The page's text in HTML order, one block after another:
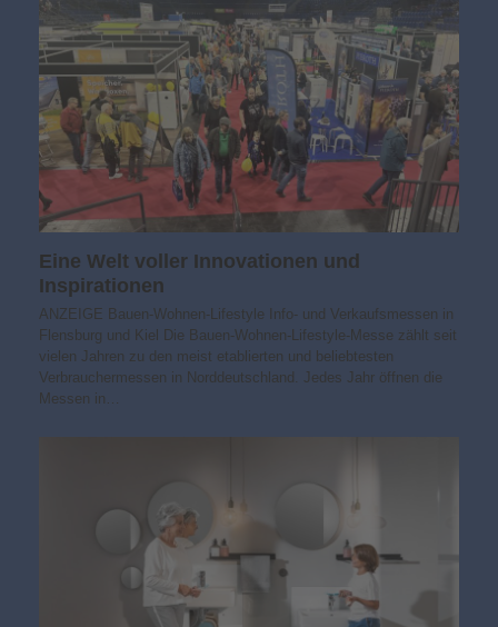
Eine Welt voller Innovationen und
Inspirationen
ANZEIGE Bauen-Wohnen-Lifestyle Info- und Verkaufsmessen in
Flensburg und Kiel Die Bauen-Wohnen-Lifestyle-Messe zählt seit
vielen Jahren zu den meist etablierten und beliebtesten
Verbrauchermessen in Norddeutschland. Jedes Jahr öffnen die
Messen in…